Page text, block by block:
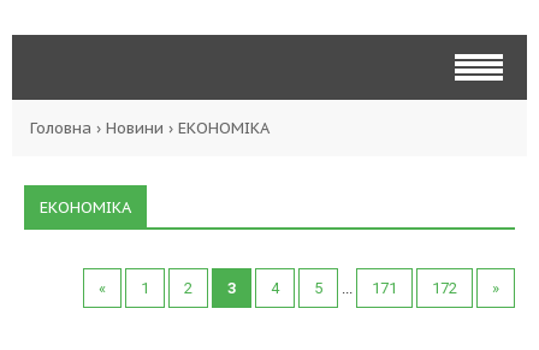
Головна › Новини › ЕКОНОМІКА
ЕКОНОМІКА
« 1 2 3 4 5 171 172 »